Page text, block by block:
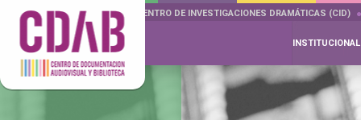
DOCUMENTA DRAMÁTICAS CENTRO DE INVESTIGACIONES DRAMÁTICAS (CID)
INSTITUCIONAL